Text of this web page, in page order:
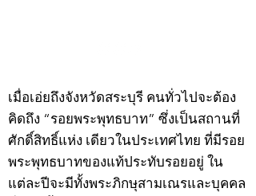
เมื่อเอ่ยถึงจังหวัดสระบุรี คนทั่วไปจะต้อง
คิดถึง “รอยพระพุทธบาท” ซึ่งเป็นสถานที่
ศักดิ์สิทธิ์แห่ง เดียวในประเทศไทย ที่มีรอย
พระพุทธบาทของแท้ประทับรอยอยู่ ใน
แต่ละปีจะมีทั้งพระภิกษุสามเณรและบุคคล